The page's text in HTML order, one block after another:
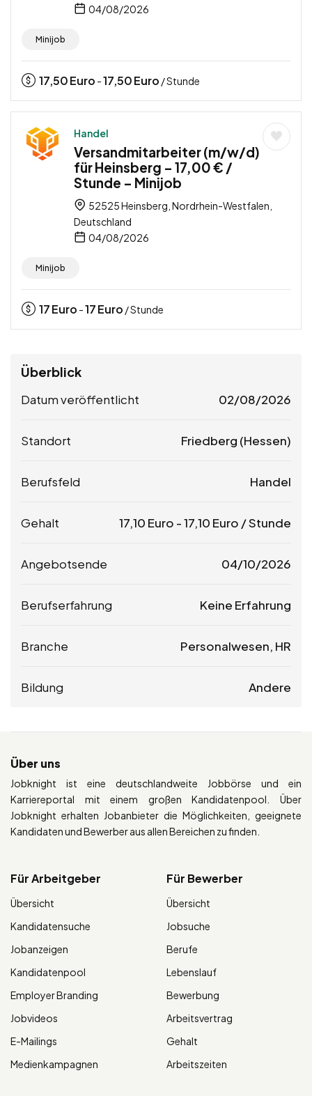
04/08/2026
Minijob
17,50Euro -17,50Euro / Stunde
Handel
Versandmitarbeiter (m/w/d)
für Heinsberg – 17,00 € /
Stunde – Minijob
52525 Heinsberg, Nordrhein-Westfalen,
Deutschland
04/08/2026
Minijob
17Euro -17Euro / Stunde
Überblick
Datum veröffentlicht 02/08/2026
Standort Friedberg (Hessen)
Berufsfeld Handel
Gehalt 17,10 Euro -17,10 Euro / Stunde
Angebotsende 04/10/2026
Berufserfahrung Keine Erfahrung
Branche Personalwesen, HR
Bildung Andere
Über uns
Jobknight ist eine deutschlandweite Jobbörse und ein
Karriereportal mit einem großen Kandidatenpool. Über
Jobknight erhalten Jobanbieter die Möglichkeiten, geeignete
Kandidaten und Bewerber aus allen Bereichen zu finden.
Für Arbeitgeber
Übersicht
Kandidatensuche
Jobanzeigen
Kandidatenpool
Employer Branding
Jobvideos
E-Mailings
Medienkampagnen
Für Bewerber
Übersicht
Jobsuche
Berufe
Lebenslauf
Bewerbung
Arbeitsvertrag
Gehalt
Arbeitszeiten